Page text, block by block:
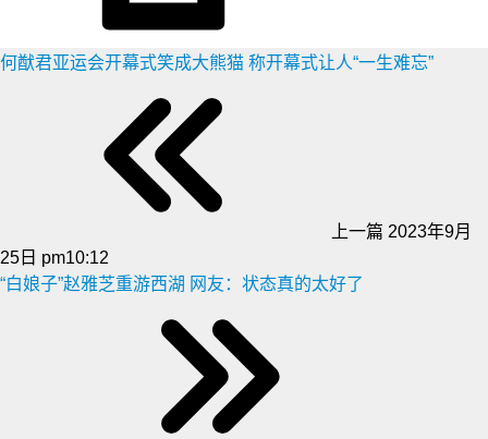
何猷君亚运会开幕式笑成大熊猫 称开幕式让人“一生难忘”
上一篇 2023年9月
25日 pm10:12
“白娘子”赵雅芝重游西湖 网友：状态真的太好了